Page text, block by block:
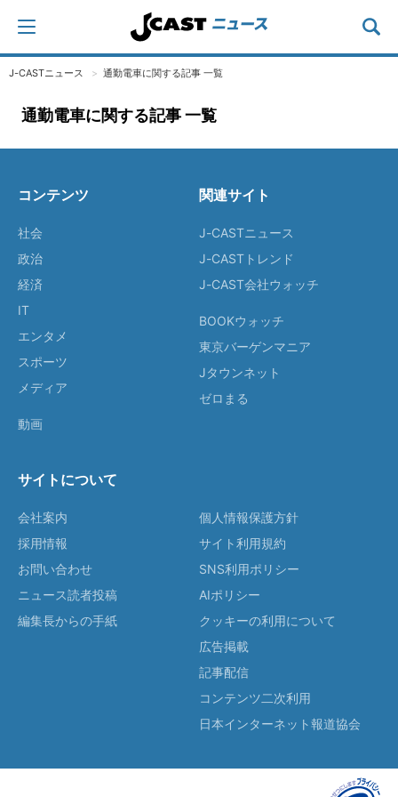
J-CASTニュース 通勤電車に関する記事 一覧
通勤電車に関する記事 一覧
コンテンツ
社会
政治
経済
IT
エンタメ
スポーツ
メディア
動画
関連サイト
J-CASTニュース
J-CASTトレンド
J-CAST会社ウォッチ
BOOKウォッチ
東京バーゲンマニア
Jタウンネット
ゼロまる
サイトについて
会社案内
採用情報
お問い合わせ
ニュース読者投稿
編集長からの手紙
個人情報保護方針
サイト利用規約
SNS利用ポリシー
AIポリシー
クッキーの利用について
広告掲載
記事配信
コンテンツ二次利用
日本インターネット報道協会